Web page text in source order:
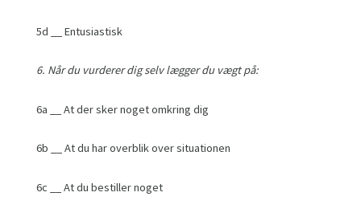
5d __ Entusiastisk
6. Når du vurderer dig selv lægger du vægt på:
6a __ At der sker noget omkring dig
6b __ At du har overblik over situationen
6c __ At du bestiller noget